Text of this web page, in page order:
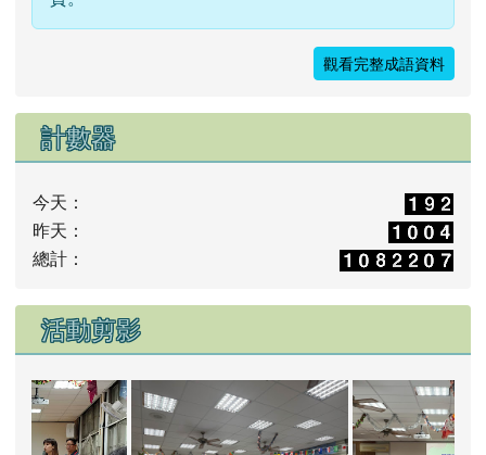
觀看完整成語資料
計數器
今天：
昨天：
總計：
活動剪影
0430 115年世界